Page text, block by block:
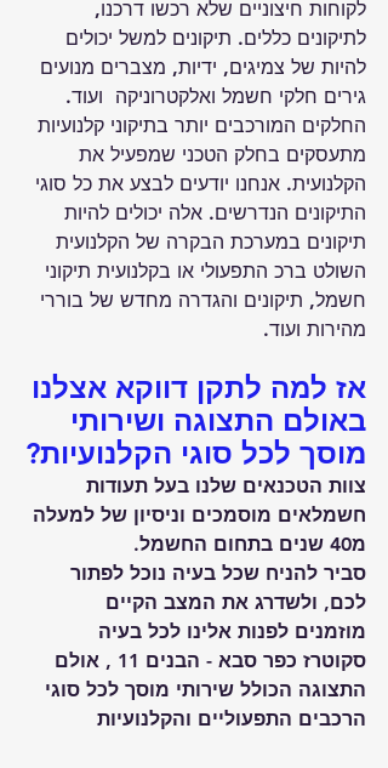
לקוחות חיצוניים שלא רכשו דרכנו,
לתיקונים כללים. תיקונים למשל יכולים
להיות של צמיגים, ידיות, מצברים מנועים
גירים חלקי חשמל ואלקטרוניקה  ועוד.
החלקים המורכבים יותר בתיקוני קלנועיות
מתעסקים בחלק הטכני שמפעיל את
הקלנועית. אנחנו יודעים לבצע את כל סוגי
התיקונים הנדרשים. אלה יכולים להיות
תיקונים במערכת הבקרה של הקלנועית
השולט ברכ התפעולי או בקלנועית תיקוני
חשמל, תיקונים והגדרה מחדש של בוררי
מהירות ועוד.
אז למה לתקן דווקא אצלנו
באולם התצוגה ושירותי
מוסך לכל סוגי הקלנועיות?
צוות הטכנאים שלנו בעל תעודות
חשמלאים מוסמכים וניסיון של למעלה
מ40 שנים בתחום החשמל.
סביר להניח שכל בעיה נוכל לפתור
לכם, ולשדרג את המצב הקיים
מוזמנים לפנות אלינו לכל בעיה
סקוטרז כפר סבא - הבנים 11 , אולם
התצוגה הכולל שירותי מוסך לכל סוגי
הרכבים התפעוליים והקלנועיות